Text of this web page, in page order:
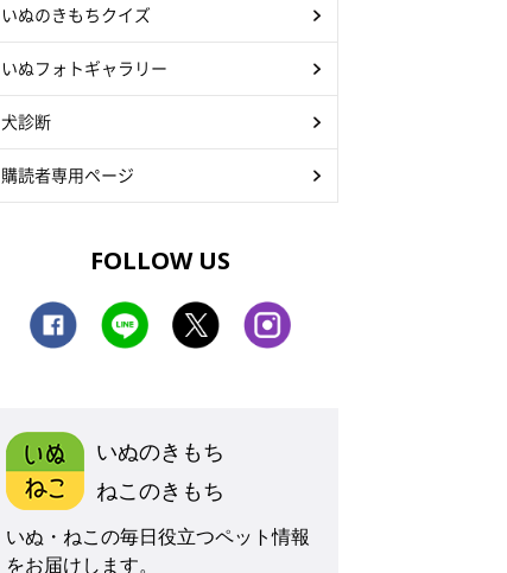
いぬのきもちクイズ
いぬフォトギャラリー
犬診断
購読者専用ページ
FOLLOW US
いぬのきもち
ねこのきもち
いぬ・ねこの毎日役立つペット情報
をお届けします。